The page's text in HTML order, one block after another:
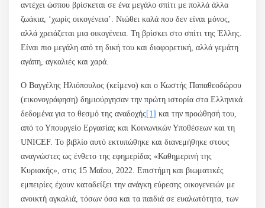
αντέχει ώσπου βρίσκεται σε ένα μεγάλο σπίτι με πολλά άλλα
ζωάκια, ‘χωρίς οικογένεια’. Νιώθει καλά που δεν είναι μόνος,
αλλά χρειάζεται μια οικογένεια. Τη βρίσκει στο σπίτι της Έλλης.
Είναι πιο μεγάλη από τη δική του και διαφορετική, αλλά γεμάτη
αγάπη, αγκαλιές και χαρά.
Ο Βαγγέλης Ηλιόπουλος (κείμενο) και ο Κωστής Παπαθεοδώρου
(εικονογράφηση) δημιούργησαν την πρώτη ιστορία στα Ελληνικά
δεδομένα για το θεσμό της αναδοχής [1] και την προώθησή του,
από το Υπουργείο Εργασίας και Κοινωνικών Υποθέσεων και τη
UNICEF. Το βιβλίο αυτό εκτυπώθηκε και διανεμήθηκε στους
αναγνώστες ως ένθετο της εφημερίδας «Καθημερινή της
Κυριακής», στις 15 Μαΐου, 2022. Επιστήμη και βιωματικές
εμπειρίες έχουν καταδείξει την ανάγκη εύρεσης οικογενειών με
ανοικτή αγκαλιά, τόσων όσα και τα παιδιά σε ευαλωτότητα, των